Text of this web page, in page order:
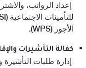
إعداد الرواتب،
الأجور (WPS).
كفالة التأشيرات
إدارة طلبات